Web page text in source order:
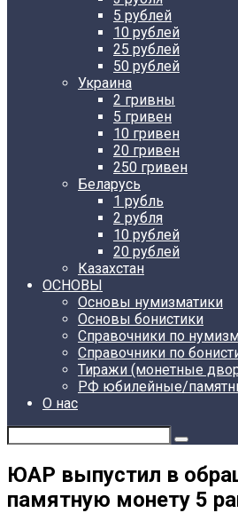
5 рублей
10 рублей
25 рублей
50 рублей
Украина
2 гривны
5 гривен
10 гривен
20 гривен
250 гривен
Беларусь
1 рубль
2 рубля
10 рублей
20 рублей
Казахстан
ОСНОВЫ
Основы нумизматики
Основы бонистики
Справочники по
Справочники по
Тиражи (монетные
РФ юбилейные/
О нас
ЮАР выпустил в
памятную монету 5